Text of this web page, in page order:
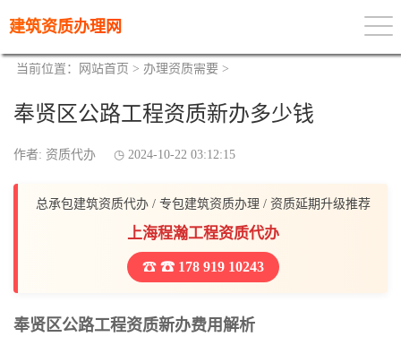
建筑资质办理网
当前位置： 网站首页 > 办理资质需要 >
奉贤区公路工程资质新办多少钱
作者: 资质代办 2024-10-22 03:12:15
总承包建筑资质代办 / 专包建筑资质办理 / 资质延期升级推荐
上海程瀚工程资质代办
☎ 178 919 10243
奉贤区公路工程资质新办费用解析